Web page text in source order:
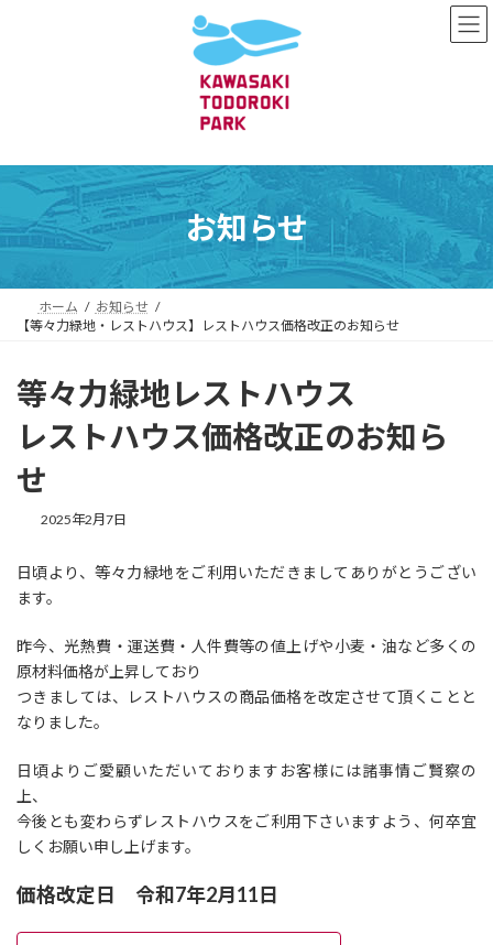
キ
ッ
に
移
お知らせ
ホーム
お知らせ
【等々力緑地・レストハウス】レストハウス価格改正のお知らせ
等々力緑地レストハウス
レストハウス価格改正のお知ら
せ
2025年2月7日
日頃より、等々力緑地をご利用いただきましてありがとうござい
ます。
昨今、光熱費・運送費・人件費等の値上げや小麦・油など多くの
原材料価格が上昇しており
つきましては、レストハウスの商品価格を改定させて頂くことと
なりました。
日頃よりご愛顧いただいておりますお客様には諸事情ご賢察の
上、
今後とも変わらずレストハウスをご利用下さいますよう、何卒宜
しくお願い申し上げます。
価格改定日 令和7年2月11日